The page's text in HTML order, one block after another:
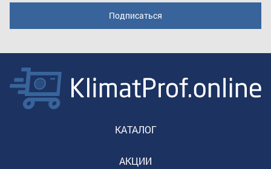
КАТАЛОГ
АКЦИИ